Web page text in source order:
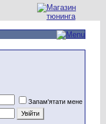
Запам'ятати мене